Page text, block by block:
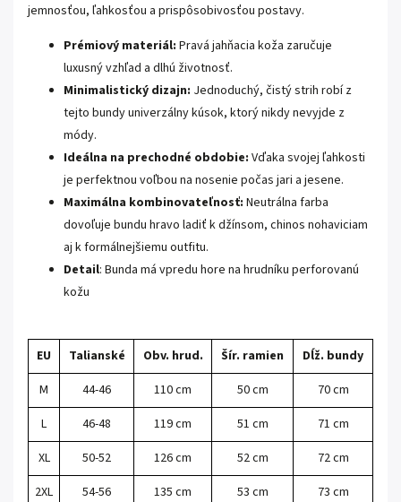
jemnosťou, ľahkosťou a prispôsobivosťou postavy.
Prémiový materiál: Pravá jahňacia koža zaručuje
luxusný vzhľad a dlhú životnosť.
Minimalistický dizajn: Jednoduchý, čistý strih robí z
tejto bundy univerzálny kúsok, ktorý nikdy nevyjde z
módy.
Ideálna na prechodné obdobie: Vďaka svojej ľahkosti
je perfektnou voľbou na nosenie počas jari a jesene.
Maximálna kombinovateľnosť: Neutrálna farba
dovoľuje bundu hravo ladiť k džínsom, chinos nohaviciam
aj k formálnejšiemu outfitu.
Detail: Bunda má vpredu hore na hrudníku perforovanú
kožu
EU Talianské Obv. hrud. Šír. ramien
Dĺž. bundy
M
44-46 110 cm 50 cm
70 cm
L
46-48 119 cm 51 cm
71 cm
XL
50-52 126 cm 52 cm
72 cm
2XL
54-56 135 cm 53 cm
73 cm